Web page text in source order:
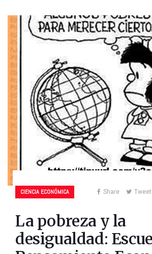
CIENCIA ECONÓMICA Share Tweet
La pobreza y la
desigualdad: